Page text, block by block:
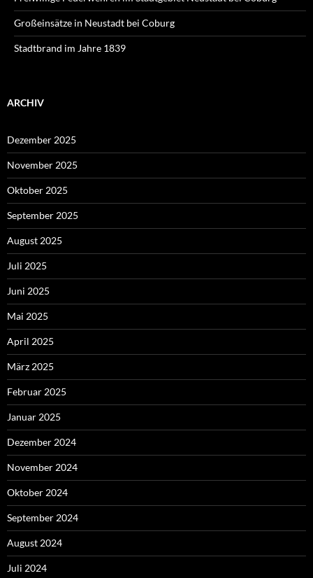
Großeinsätze in Neustadt bei Coburg
Stadtbrand im Jahre 1839
ARCHIV
Dezember 2025
November 2025
Oktober 2025
September 2025
August 2025
Juli 2025
Juni 2025
Mai 2025
April 2025
März 2025
Februar 2025
Januar 2025
Dezember 2024
November 2024
Oktober 2024
September 2024
August 2024
Juli 2024